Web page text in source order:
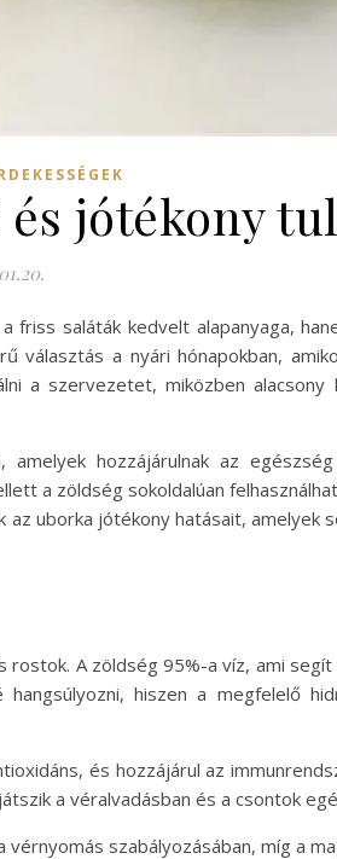
jótékony
friss saláták kedvelt alapanyaga,
a nyári hónapokban,
a szervezetet, miközben
amelyek hozzájárulnak az
a zöldség sokoldalúan
uborka jótékony hatásait, amelyek
A zöldség 95%-a víz, ami
hiszen a megfelelő
és hozzájárul az
a véralvadásban és a csontok
szabályozásában, míg a